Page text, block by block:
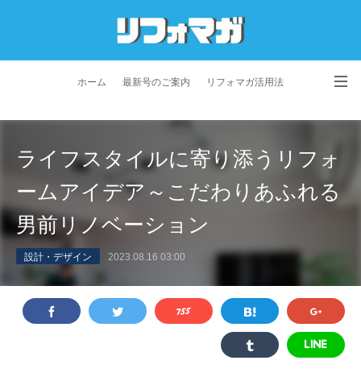
ホーム 最新号のご案内 リフォマガ活用法
プライバシーポリシー 利用規約 会社概要
ライフスタイルに寄り添うリフォ
ームアイデア～こだわりあふれる
男前リノベーション
設計・デザイン 2023.08.16 03:00